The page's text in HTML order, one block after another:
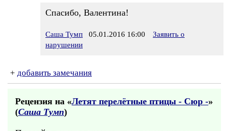
Спасибо, Валентина!
Саша Тумп 05.01.2016 16:00
Заявить о
нарушении
+ добавить замечания
Рецензия на «Летят перелётные птицы - Сюр -»
(Саша Тумп)